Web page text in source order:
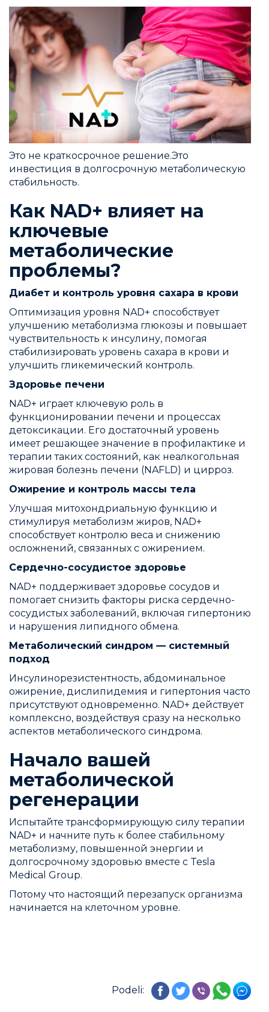
Это не краткосрочное решение.Это
инвестиция в долгосрочную метаболическую
стабильность.
Как NAD+ влияет на
ключевые
метаболические
проблемы?
Диабет и контроль уровня сахара в крови
Оптимизация уровня NAD+ способствует
улучшению метаболизма глюкозы и повышает
чувствительность к инсулину, помогая
стабилизировать уровень сахара в крови и
улучшить гликемический контроль.
Здоровье печени
NAD+ играет ключевую роль в
функционировании печени и процессах
детоксикации. Его достаточный уровень
имеет решающее значение в профилактике и
терапии таких состояний, как неалкогольная
жировая болезнь печени (NAFLD) и цирроз.
Ожирение и контроль массы тела
Улучшая митохондриальную функцию и
стимулируя метаболизм жиров, NAD+
способствует контролю веса и снижению
осложнений, связанных с ожирением.
Сердечно-сосудистое здоровье
NAD+ поддерживает здоровье сосудов и
помогает снизить факторы риска сердечно-
сосудистых заболеваний, включая гипертонию
и нарушения липидного обмена.
Метаболический синдром — системный
подход
Инсулинорезистентность, абдоминальное
ожирение, дислипидемия и гипертония часто
присутствуют одновременно. NAD+ действует
комплексно, воздействуя сразу на несколько
аспектов метаболического синдрома.
Начало вашей
метаболической
регенерации
Испытайте трансформирующую силу терапии
NAD+ и начните путь к более стабильному
метаболизму, повышенной энергии и
долгосрочному здоровью вместе с Tesla
Medical Group.
Потому что настоящий перезапуск организма
начинается на клеточном уровне.
Podeli: